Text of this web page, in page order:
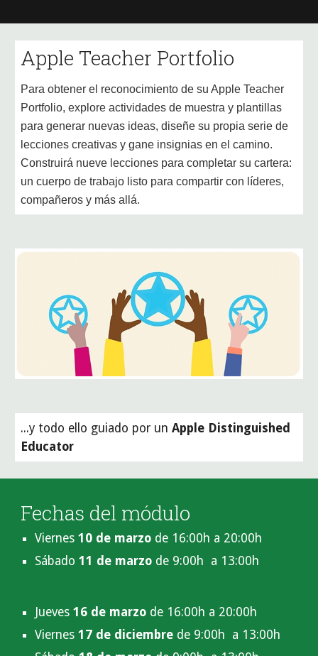
Apple Teacher Portfolio
Para obtener el reconocimiento de su Apple Teacher
Portfolio, explore actividades de muestra y plantillas
para generar nuevas ideas, diseñe su propia serie de
lecciones creativas y gane insignias en el camino.
Construirá nueve lecciones para completar su cartera:
un cuerpo de trabajo listo para compartir con líderes,
compañeros y más allá.
...y todo ello guiado por un Apple Distinguished
Educator
Fechas del módulo
Viernes 10 de marzo de 16:00h a 20:00h
Sábado 11 de marzo de 9:00h  a 13:00h
Jueves 16 de marzo de 16:00h a 20:00h
Viernes 17 de diciembre de 9:00h  a 13:00h